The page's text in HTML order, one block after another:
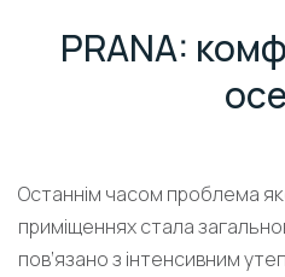
PRANA:
Останнім часом проблема
приміщеннях стала
пов’язано з інтенсивним